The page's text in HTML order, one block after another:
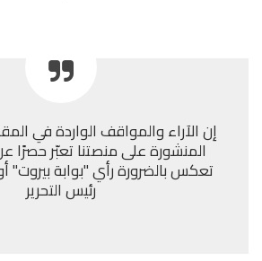
إن الآراء والمواقف الواردة في
المنشورة على منصتنا تعبّر حصرًا
تعكس بالضرورة رأي "بوابة بيروت" أو
رئيس التحرير